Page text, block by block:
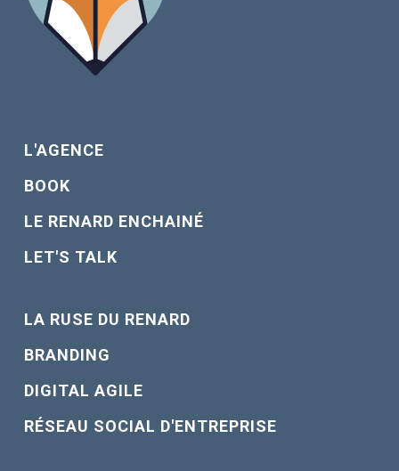
L'AGENCE
BOOK
LE RENARD ENCHAINÉ
LET'S TALK
LA RUSE DU RENARD
BRANDING
DIGITAL AGILE
RÉSEAU SOCIAL D'ENTREPRISE